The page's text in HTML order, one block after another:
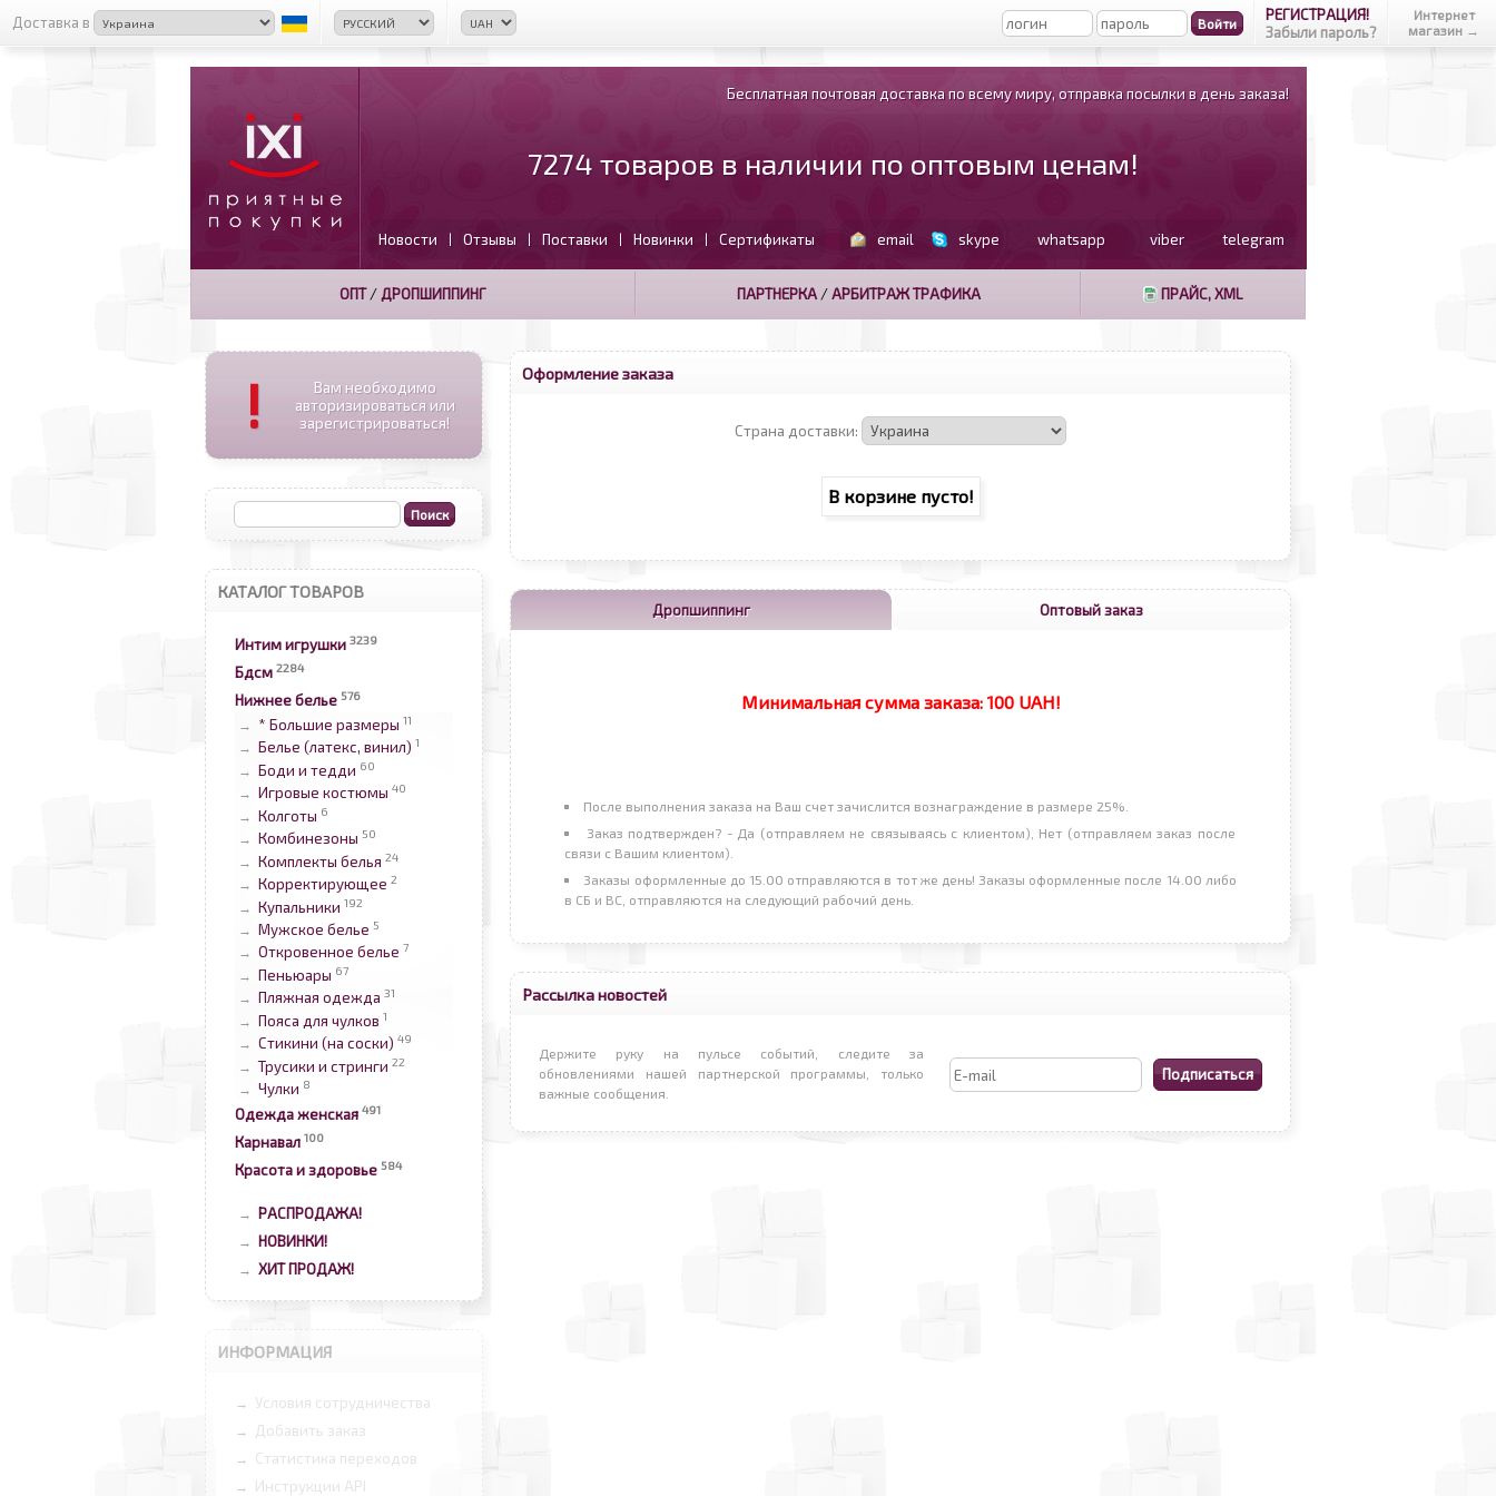
Доставка в
РЕГИСТРАЦИЯ!
Забыли пароль?
Интернет
магазин →
Бесплатная почтовая доставка по всему миру, отправка посылки в день заказа!
7274 товаров в наличии по оптовым ценам!
Новости | Отзывы | Поставки | Новинки | Сертификаты email skype whatsapp viber telegram
ОПТ/ ДРОПШИППИНГ ПАРТНЕРКА/АРБИТРАЖ ТРАФИКА ПРАЙС, XML
!
Вам необходимо
авторизироваться или
зарегистрироваться!
КАТАЛОГ ТОВАРОВ
Интим игрушки 3239
Бдсм 2284
Нижнее белье 576
→ * Большие размеры 11
→ Белье (латекс, винил) 1
→ Боди и тедди 60
→ Игровые костюмы 40
→ Колготы 6
→ Комбинезоны 50
→ Комплекты белья 24
→ Корректирующее 2
→ Купальники 192
→ Мужское белье 5
→ Откровенное белье 7
→ Пеньюары 67
→ Пляжная одежда 31
→ Пояса для чулков 1
→ Стикини (на соски) 49
→ Трусики и стринги 22
→ Чулки 8
Одежда женская 491
Карнавал 100
Красота и здоровье 584
→ РАСПРОДАЖА!
→ НОВИНКИ!
→ ХИТ ПРОДАЖ!
ИНФОРМАЦИЯ
→ Условия сотрудничества
→ Добавить заказ
→ Статистика переходов
→ Инструкции API
Оформление заказа
Страна доставки:
В корзине пусто!
Дропшиппинг Оптовый заказ
Минимальная сумма заказа: 100 UAH!
После выполнения заказа на Ваш счет зачислится вознаграждение в размере 25%.
Заказ подтвержден? - Да (отправляем не связываясь с клиентом), Нет (отправляем заказ после
связи с Вашим клиентом).
Заказы оформленные до 15.00 отправляются в тот же день! Заказы оформленные после 14.00 либо
в СБ и ВС, отправляются на следующий рабочий день.
Рассылка новостей
Держите руку на пульсе событий, следите за
обновлениями нашей партнерской программы, только
важные сообщения.